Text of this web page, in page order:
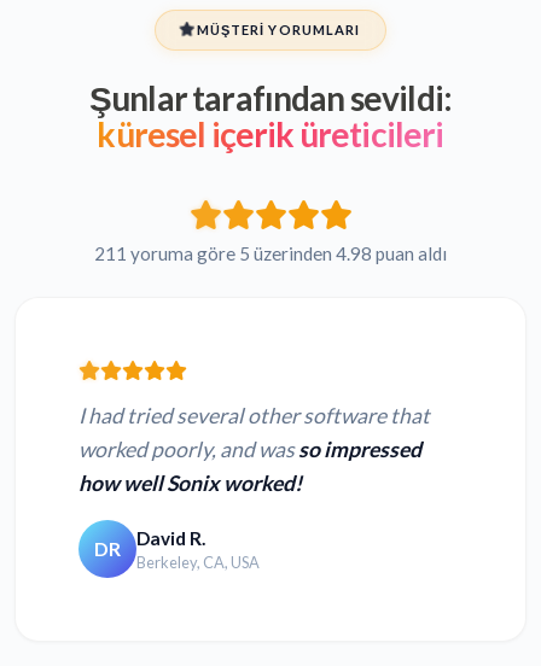
MÜŞTERI YORUMLARI
Şunlar tarafından sevildi:
küresel içerik üreticileri
211 yoruma göre 5 üzerinden 4.98 puan aldı
I had tried several other software that
worked poorly, and wasso impressed
how well Sonix worked!
DR David R.
Berkeley, CA, USA